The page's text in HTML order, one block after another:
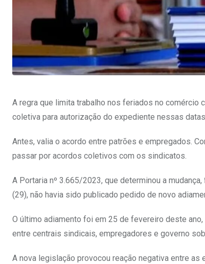
A regra que limita trabalho nos feriados no comércio
coletiva para autorização do expediente nessas
Antes, valia o acordo entre patrões e empregados.
passar por acordos coletivos com os sindicatos.
A Portaria nº 3.665/2023, que determinou a
(29), não havia sido publicado pedido de novo
O último adiamento foi em 25 de fevereiro deste
entre centrais sindicais, empregadores e governo
A nova legislação provocou reação negativa entre